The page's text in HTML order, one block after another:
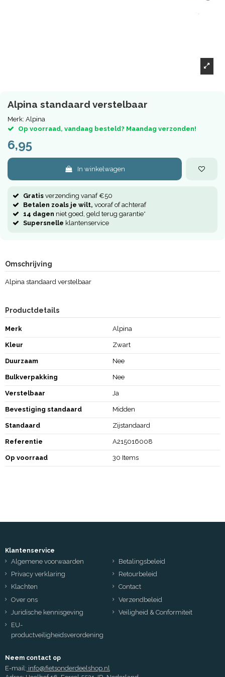
Alpina standaard verstelbaar
Merk: Alpina
Op voorraad, vandaag besteld? Maandag verzonden!
6,95
In winkelwagen
Gratis verzending vanaf €50
Betalen zoals je wilt, vooraf of achteraf
14 dagen niet goed, geld terug garantie*
Supersnelle klantenservice
Omschrijving
Alpina standaard verstelbaar
Productdetails
Merk Alpina
Kleur Zwart
Duurzaam Nee
Bulkverpakking Nee
Verstelbaar Ja
Bevestiging standaard Midden
Standaard Zijstandaard
Referentie A215016008
Op voorraad 30 Items
Klantenservice
Algemene voorwaarden
Betalingsbeleid
Privacy verklaring
Retourbeleid
Klachten
Contact
Over ons
Verzendbeleid
Juridische kennisgeving
Veiligheid & Conformiteit
EU-
productveiligheidsverordening
Neem contact op
E-mail: info@fietsonderdeelshop.nl